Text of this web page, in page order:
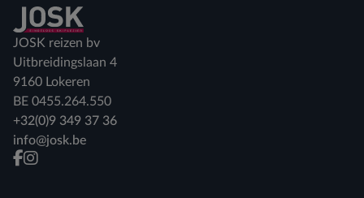
Terug naar home
JOSK reizen bv
Uitbreidingslaan 4
9160 Lokeren
BE 0455.264.550
+32(0)9 349 37 36
info@josk.be
facebook
instagram